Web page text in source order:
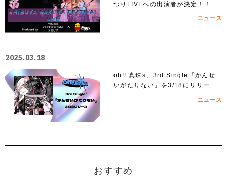
つりLIVEへの出演者が決定！！
ニュース
2025.03.18
oh!! 真珠s、3rd Single「かんせ
いがたりない」を3/18にリリー
ニュース
おすすめ